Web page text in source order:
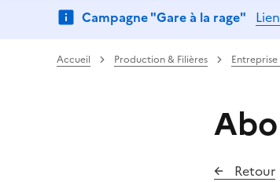
Campagne "Gare à la rage"
Accueil Production & Filières
Retour